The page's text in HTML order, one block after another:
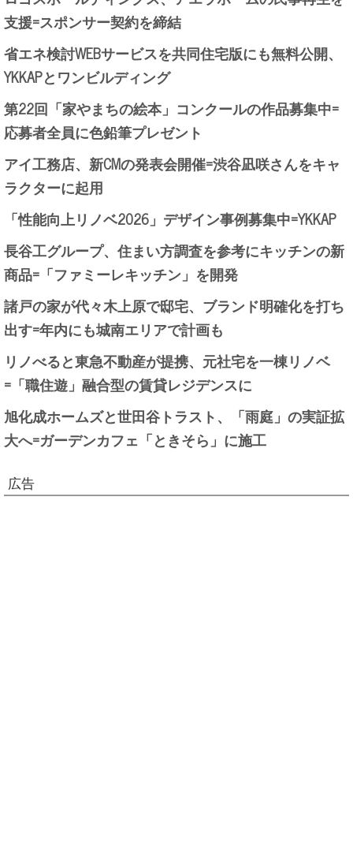
支援=スポンサー契約を締結
省エネ検討WEBサービスを共同住宅版にも無料公開、
YKKAPとワンビルディング
第22回「家やまちの絵本」コンクールの作品募集中=
応募者全員に色鉛筆プレゼント
アイ工務店、新CMの発表会開催=渋谷凪咲さんをキャ
ラクターに起用
「性能向上リノベ2026」デザイン事例募集中=YKKAP
長谷工グループ、住まい方調査を参考にキッチンの新
商品=「ファミーレキッチン」を開発
諸戸の家が代々木上原で邸宅、ブランド明確化を打ち
出す=年内にも城南エリアで計画も
リノべると東急不動産が提携、元社宅を一棟リノベ
=「職住遊」融合型の賃貸レジデンスに
旭化成ホームズと世田谷トラスト、「雨庭」の実証拡
大へ=ガーデンカフェ「ときそら」に施工
広告